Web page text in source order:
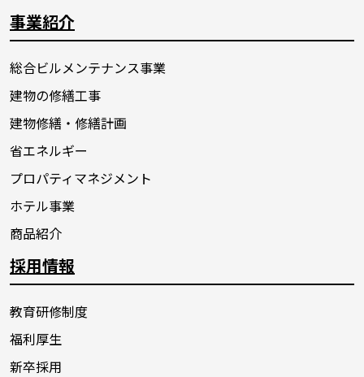
事業紹介
総合ビルメンテナンス事業
建物の修繕工事
建物修繕・修繕計画
省エネルギー
プロパティマネジメント
ホテル事業
商品紹介
採用情報
教育研修制度
福利厚生
新卒採用